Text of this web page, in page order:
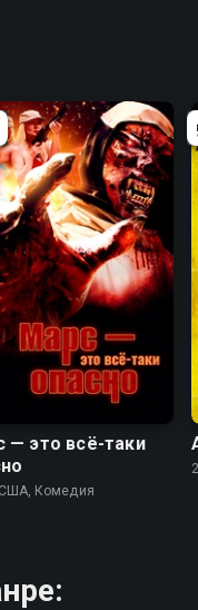
— это всё-таки
Комедия